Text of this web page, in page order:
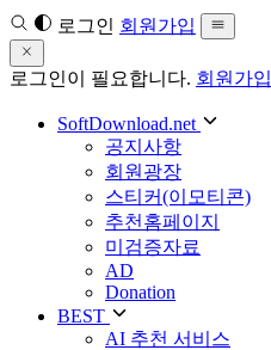
로그인 회원가입
로그인이 필요합니다. 회원가입
SoftDownload.net
공지사항
회원광장
스티커(이모티콘)
추천홈페이지
미검증자료
AD
Donation
BEST
AI 추천 서비스